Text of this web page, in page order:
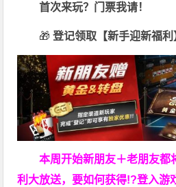
首次来玩？门票我请！
🎁 登记领取【新手迎新福利
本周开始新朋友＋老朋友都
利大放送，要如何获得!?登入游